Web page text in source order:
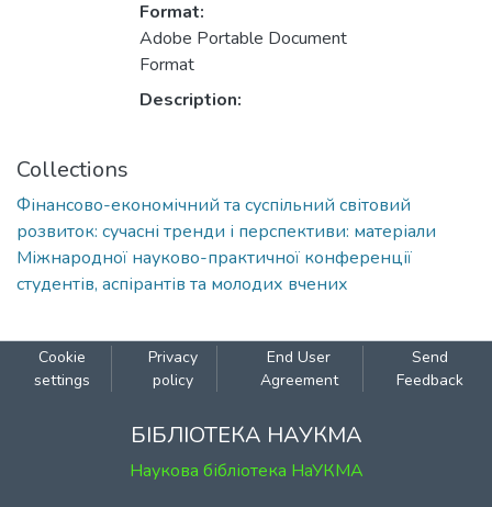
Format:
Adobe Portable Document
Format
Description:
Collections
Фінансово-економічний та суспільний світовий
розвиток: сучасні тренди і перспективи: матеріали
Міжнародної науково-практичної конференції
студентів, аспірантів та молодих вчених
Cookie
settings
Privacy
policy
End User
Agreement
Send
Feedback
БІБЛІОТЕКА НАУКМА
Наукова бібліотека НаУКМА